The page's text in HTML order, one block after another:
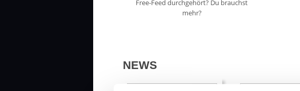
Free-Feed durchgehört? Du brauchst
mehr?
NEWS